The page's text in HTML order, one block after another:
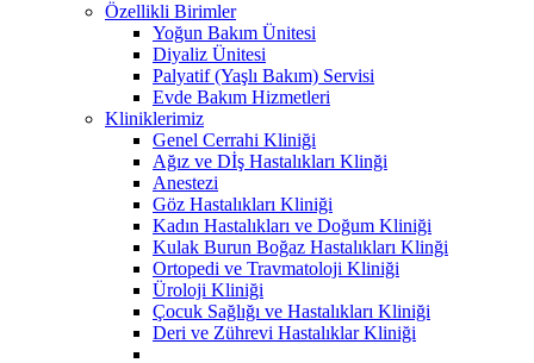
Özellikli Birimler
Yoğun Bakım Ünitesi
Diyaliz Ünitesi
Palyatif (Yaşlı Bakım) Servisi
Evde Bakım Hizmetleri
Kliniklerimiz
Genel Cerrahi Kliniği
Ağız ve Dİş Hastalıkları Klinği
Anestezi
Göz Hastalıkları Kliniği
Kadın Hastalıkları ve Doğum Kliniği
Kulak Burun Boğaz Hastalıkları Klinği
Ortopedi ve Travmatoloji Kliniği
Üroloji Kliniği
Çocuk Sağlığı ve Hastalıkları Kliniği
Deri ve Zührevi Hastalıklar Kliniği